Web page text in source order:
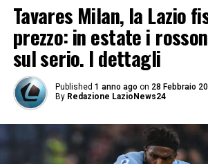
Tavares Milan, la Lazio
prezzo: in estate i
sul serio. I dettagli
Published 1 anno ago on 28 Febbraio
By Redazione LazioNews24